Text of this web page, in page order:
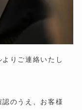
りご連絡いたし
のうえ、お客様